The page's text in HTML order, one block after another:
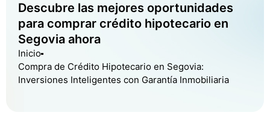
Descubre las mejores oportunidades
para comprar crédito hipotecario en
Segovia ahora
Inicio
Compra de Crédito Hipotecario en Segovia:
Inversiones Inteligentes con Garantía Inmobiliaria